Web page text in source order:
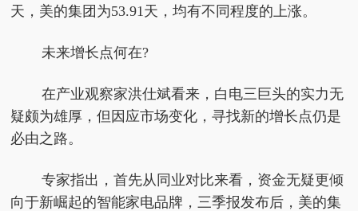
天，美的集团为53.91天，均有不同程度的上涨。
未来增长点何在?
在产业观察家洪仕斌看来，白电三巨头的实力无
疑颇为雄厚，但因应市场变化，寻找新的增长点仍是
必由之路。
专家指出，首先从同业对比来看，资金无疑更倾
向于新崛起的智能家电品牌，三季报发布后，美的集